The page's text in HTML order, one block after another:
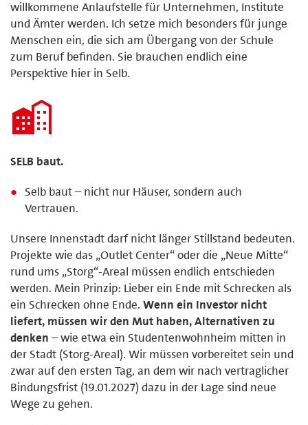
willkommene Anlaufstelle für Unternehmen, Institute
und Ämter werden. Ich setze mich besonders für junge
Menschen ein, die sich am Übergang von der Schule
zum Beruf befinden. Sie brauchen endlich eine
Perspektive hier in Selb.
SELB baut.
Selb baut – nicht nur Häuser, sondern auch
Vertrauen.
Unsere Innenstadt darf nicht länger Stillstand bedeuten.
Projekte wie das „Outlet Center“ oder die „Neue Mitte“
rund ums „Storg“-Areal müssen endlich entschieden
werden. Mein Prinzip: Lieber ein Ende mit Schrecken als
ein Schrecken ohne Ende. Wenn ein Investor nicht
liefert, müssen wir den Mut haben, Alternativen zu
denken – wie etwa ein Studentenwohnheim mitten in
der Stadt (Storg-Areal). Wir müssen vorbereitet sein und
zwar auf den ersten Tag, an dem wir nach vertraglicher
Bindungsfrist (19.01.2027) dazu in der Lage sind neue
Wege zu gehen.